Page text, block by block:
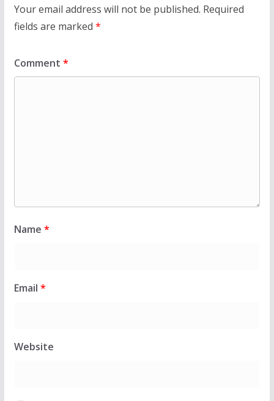
Your email address will not be published. Required
fields are marked *
Comment *
Name *
Email *
Website